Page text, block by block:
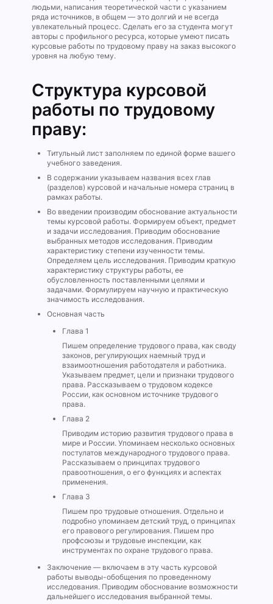
людьми, написания теоретической части с указанием
ряда источников, в общем — это долгий и не всегда
увлекательный процесс. Сделать его за студента могут
авторы с профильного ресурса, которые умеют писать
курсовые работы по трудовому праву на заказ высокого
уровня на любую тему.
Структура курсовой
работы по трудовому
праву:
Титульный лист заполняем по единой форме вашего
учебного заведения.
В содержании указываем названия всех глав
(разделов) курсовой и начальные номера страниц в
рамках работы.
Во введении производим обоснование актуальности
темы курсовой работы. Формируем объект, предмет
и задачи исследования. Приводим обоснование
выбранных методов исследования. Приводим
характеристику степени изученности темы.
Определяем цель исследования. Приводим краткую
характеристику структуры работы, ее
обусловленность поставленными целями и
задачами. Формулируем научную и практическую
значимость исследования.
Основная часть
Глава 1
Пишем определение трудового права, как своду
законов, регулирующих наемный труд и
взаимоотношения работодателя и работника.
Указываем предмет, цели и признаки трудового
права. Рассказываем о трудовом кодексе
России, как основном источнике трудового
права.
Глава 2
Приводим историю развития трудового права в
мире и России. Упоминаем несколько основных
постулатов международного трудового права.
Рассказываем о принципах трудового
правоотношения, о его функциях и аспектах
применения.
Глава 3
Пишем про трудовые отношения. Отдельно и
подробно упоминаем детский труд, о принципах
его правового регулирования. Пишем про
профсоюзы и трудовые инспекции, как
инструментах по охране трудового права.
Заключение — включаем в эту часть курсовой
работы выводы-обобщения по проведенному
исследования. Приводим обоснование возможности
дальнейшего исследования выбранной темы.